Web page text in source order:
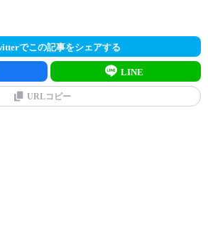
でこの記事をシェアする
LINE
URLコピー